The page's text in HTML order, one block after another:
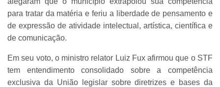
para tratar da matéria e feriu a liberdade de pensamento e
de expressão de atividade intelectual, artística, científica e
de comunicação.
Em seu voto, o ministro relator Luiz Fux afirmou que o STF
tem entendimento consolidado sobre a competência
exclusiva da União legislar sobre diretrizes e bases da